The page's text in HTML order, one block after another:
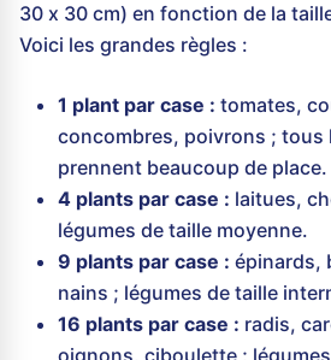
30 x 30 cm) en fonction de la
Voici les grandes règles :
1 plant par case : tomates,
concombres, poivrons ; tous
prennent beaucoup de place.
4 plants par case : laitues,
légumes de taille moyenne.
9 plants par case : épinards,
nains ; légumes de taille
16 plants par case : radis,
oignons, ciboulette ;